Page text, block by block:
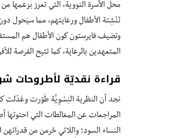
محلَّ الأسرة النووية، التي تعزز بزعمها من
تَنْشِئة الأطفالِ ورعايتهم، مما سيَحول دون
وتضيف فايرستون كون الأطفال هم
المتعهدين بالرعاية، كما تتيح الفرصة
قراءة نقديّة لأطروحات
نجد أن النظرية النِسْوِيَّة طَوّرت وعَدّلت
المراجعات عن المغالطات التي احتوتها
النساء السود؛ واللاتي حُرمن من